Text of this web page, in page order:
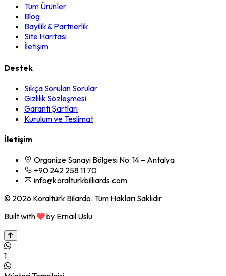
Tüm Ürünler
Blog
Bayilik & Partnerlik
Site Haritası
İletişim
Destek
Sıkça Sorulan Sorular
Gizlilik Sözleşmesi
Garanti Şartları
Kurulum ve Teslimat
İletişim
Organize Sanayi Bölgesi No: 14 – Antalya
+90 242 258 11 70
info@koralturkbilliards.com
© 2026 Koraltürk Bilardo. Tüm Hakları Saklıdır
Built with
by Ernail Uslu
1